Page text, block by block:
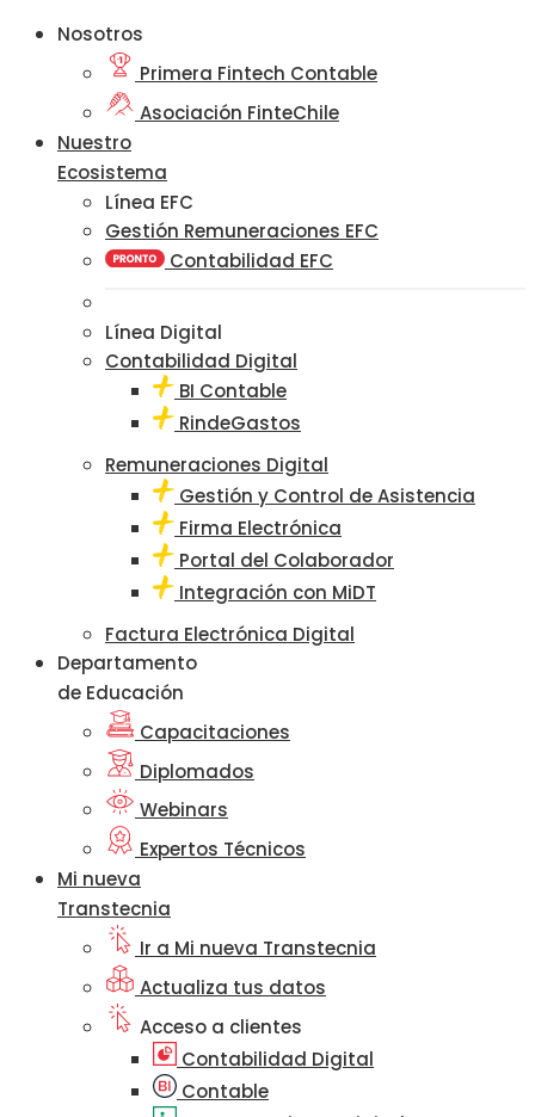
Nosotros
Primera Fintech Contable
Asociación FinteChile
Nuestro
Ecosistema
Línea EFC
Gestión Remuneraciones EFC
Contabilidad EFC
Línea Digital
Contabilidad Digital
BI Contable
RindeGastos
Remuneraciones Digital
Gestión y Control de Asistencia
Firma Electrónica
Portal del Colaborador
Integración con MiDT
Factura Electrónica Digital
Departamento
de Educación
Capacitaciones
Diplomados
Webinars
Expertos Técnicos
Mi nueva
Transtecnia
Ir a Mi nueva Transtecnia
Actualiza tus datos
Acceso a clientes
Contabilidad Digital
Contable